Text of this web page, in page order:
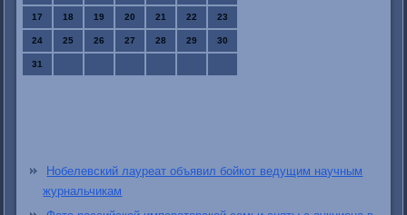
17 18 19 20 21 22 23
24 25 26 27 28 29 30
31
Нобелевский лауреат объявил бойкот ведущим научным
журнальчикам